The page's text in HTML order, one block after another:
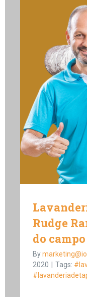
Rudge
do campo
By
2020
Tags: